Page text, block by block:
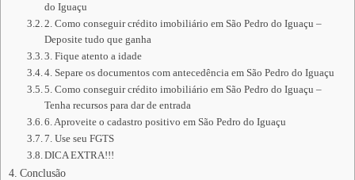
do Iguaçu
2. Como conseguir crédito imobiliário em São Pedro do Iguaçu –
Deposite tudo que ganha
3. Fique atento a idade
4. Separe os documentos com antecedência em São Pedro do Iguaçu
5. Como conseguir crédito imobiliário em São Pedro do Iguaçu –
Tenha recursos para dar de entrada
6. Aproveite o cadastro positivo em São Pedro do Iguaçu
7. Use seu FGTS
DICA EXTRA!!!
Conclusão